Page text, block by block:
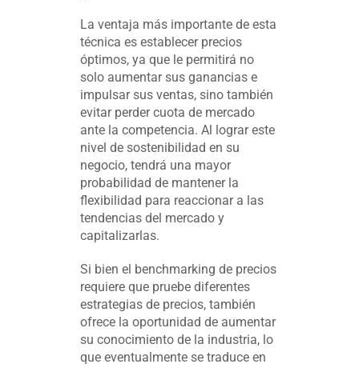
La ventaja más importante de esta
técnica es establecer precios
óptimos, ya que le permitirá no
solo aumentar sus ganancias e
impulsar sus ventas, sino también
evitar perder cuota de mercado
ante la competencia. Al lograr este
nivel de sostenibilidad en su
negocio, tendrá una mayor
probabilidad de mantener la
flexibilidad para reaccionar a las
tendencias del mercado y
capitalizarlas.
Si bien el benchmarking de precios
requiere que pruebe diferentes
estrategias de precios, también
ofrece la oportunidad de aumentar
su conocimiento de la industria, lo
que eventualmente se traduce en